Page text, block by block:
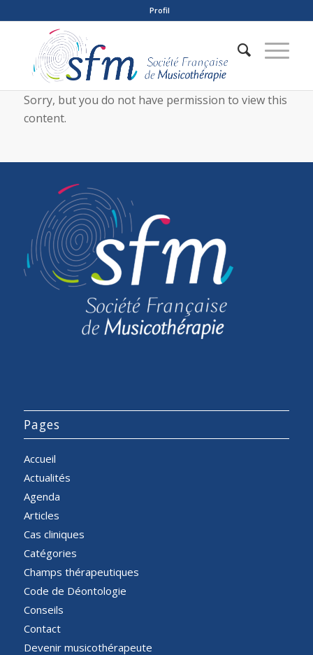
Profil
Sorry, but you do not have permission to view this
content.
Pages
Accueil
Actualités
Agenda
Articles
Cas cliniques
Catégories
Champs thérapeutiques
Code de Déontologie
Conseils
Contact
Devenir musicothérapeute